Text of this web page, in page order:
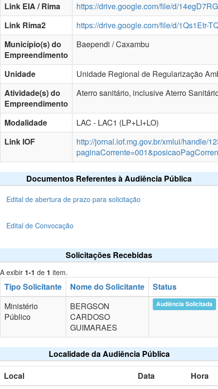
Link EIA / Rima
https://drive.google.com/file/d/
Link Rima2
https://drive.google.com/file/d/1Qs1Etr-
Município(s) do
Empreendimento
Baependi / Caxambu
Unidade
Unidade Regional de Regularização
Atividade(s) do
Empreendimento
Aterro sanitário, inclusive Aterro
Modalidade
LAC - LAC1 (LP+LI+LO)
Link IOF
http://jornal.iof.mg.gov.br/xmlui/handle/
Documentos Referentes à Audiência Pública
Edital de abertura de prazo para solicitação
Edital de Convocação
Solicitações Recebidas
A exibir 1-1 de 1 item.
Tipo Solicitante Nome do Solicitante
Status
Ministério
Público
BERGSON
CARDOSO
GUIMARAES
Audiência Solicitada
Localidade da Audiência Pública
Local
Data
Hora